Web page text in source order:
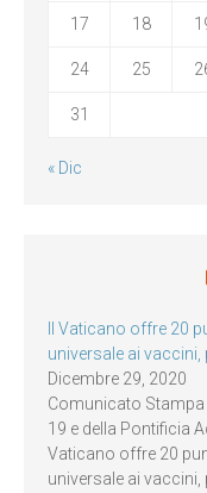
17 18
24 25
31
« Dic
Il Vaticano offre 20
universale ai
Dicembre 29, 2020
Comunicato
19 e della Pontificia
Vaticano offre 20
universale ai